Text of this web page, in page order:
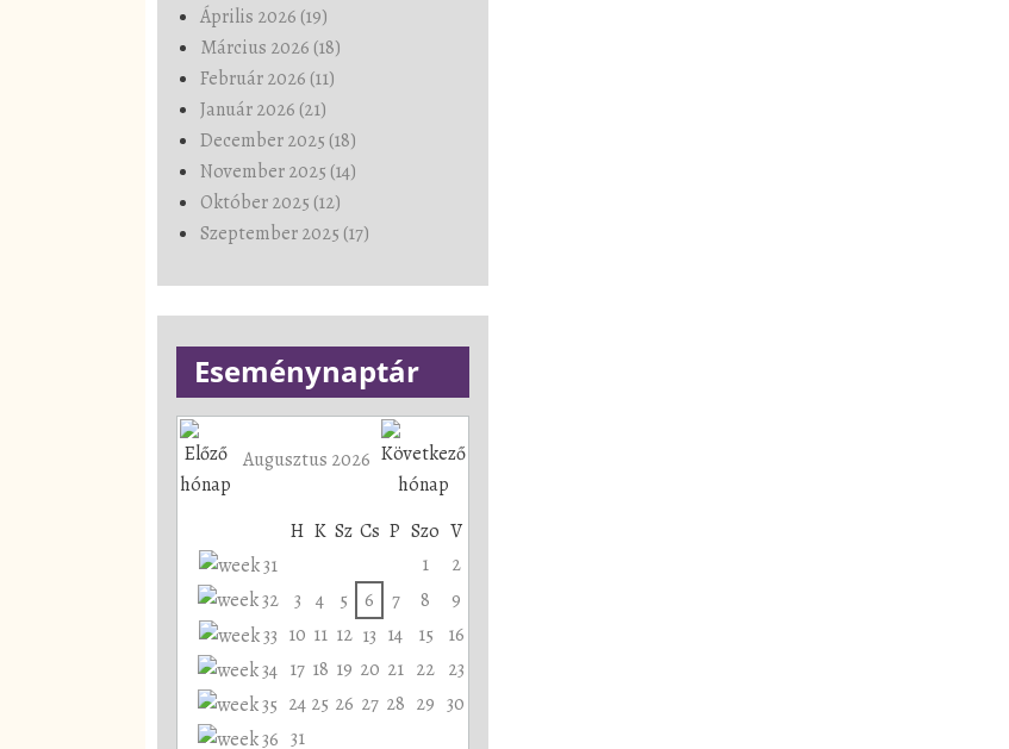
Április 2026 (19)
Március 2026 (18)
Február 2026 (11)
Január 2026 (21)
December 2025 (18)
November 2025 (14)
Október 2025 (12)
Szeptember 2025 (17)
Eseménynaptár
Augusztus 2026
H K Sz Cs P Szo V
1
2
3 4 5 6 7 8
9
10 11 12 13 14 15
16
17 18 19 20 21 22 23
24 25 26 27 28 29 30
31